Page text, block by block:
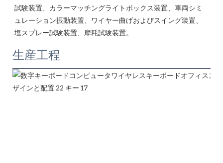
試験装置、カラーマッチングライトボックス装置、車両シミ
ュレーション振動装置、ワイヤー曲げおよびスイング装置、
生産工程